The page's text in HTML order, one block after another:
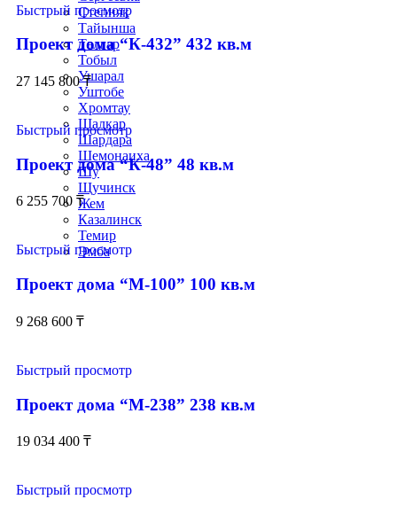
Степняк
Тайынша
Талгар
Тобыл
Ушарал
Уштобе
Хромтау
Шалкар
Шардара
Шемонаиха
Шу
Щучинск
Жем
Казалинск
Темир
Эмба
Быстрый просмотр
Проект дома “К-432” 432 кв.м
27 145 800₸
Быстрый просмотр
Проект дома “К-48” 48 кв.м
6 255 700 ₸
Быстрый просмотр
Проект дома “М-100” 100 кв.м
9 268 600 ₸
Быстрый просмотр
Проект дома “М-238” 238 кв.м
19 034 400 ₸
Быстрый просмотр